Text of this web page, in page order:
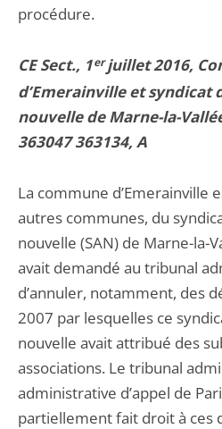
procédure.
CE Sect., 1erjuillet 2016,
d’Emerainville et syndicat
nouvelle de Marne-la-
363047 363134, A
La commune d’Emerainville
autres communes, du
nouvelle (SAN) de Marne-la-
avait demandé au tribunal
d’annuler, notamment, des
2007 par lesquelles ce
nouvelle avait attribué des
associations. Le tribunal
administrative d’appel de
partiellement fait droit à ces